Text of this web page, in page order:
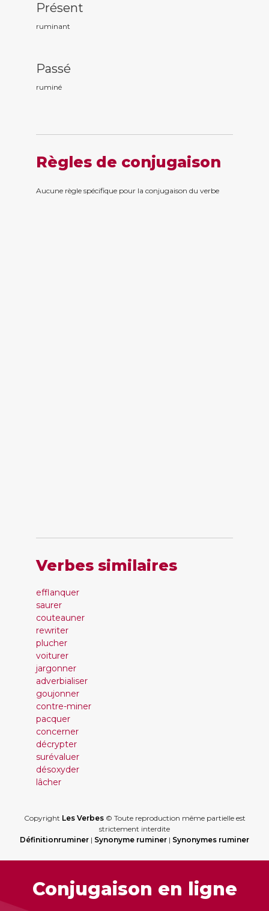
Présent
ruminant
Passé
ruminé
Règles de conjugaison
Aucune règle spécifique pour la conjugaison du verbe
Verbes similaires
efflanquer
saurer
couteauner
rewriter
plucher
voiturer
jargonner
adverbialiser
goujonner
contre-miner
pacquer
concerner
décrypter
surévaluer
désoxyder
lâcher
Copyright Les Verbes© Toute reproduction même partielle est
strictement interdite
Définitionruminer | Synonyme ruminer | Synonymes ruminer
Conjugaison en ligne